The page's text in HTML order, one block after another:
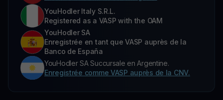
YouHodler Italy S.R.L.
Registered as a VASP with the OAM
YouHodler SA
Enregistrée en tant que VASP auprès de la
Banco de España
YouHodler SA Succursale en Argentine.
Enregistrée comme VASP auprès de la CNV.